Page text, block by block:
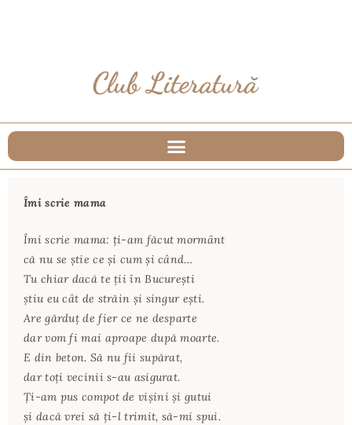
Îmi scrie mama
Îmi scrie mama: ţi-am făcut mormânt
că nu se ştie ce şi cum şi când…
Tu chiar dacă te ţii în Bucureşti
ştiu eu cât de străin şi singur eşti.
Are gărduţ de fier ce ne desparte
dar vom fi mai aproape după moarte.
E din beton. Să nu fii supărat,
dar toţi vecinii s-au asigurat.
Ţi-am pus compot de vişini şi gutui
şi dacă vrei să ţi-l trimit, să-mi spui.